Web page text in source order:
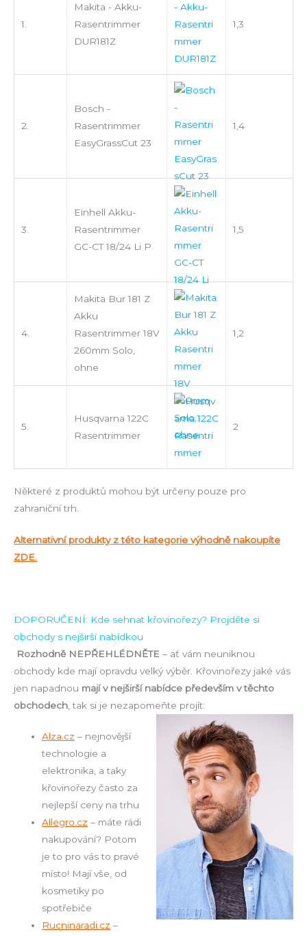
1.
Makita - Akku-
Rasentrimmer
DUR181Z
1,3
2.
Bosch -
Rasentrimmer
EasyGrassCut 23
1,4
3.
Einhell Akku-
Rasentrimmer
GC-CT 18/24 Li P
1,5
4.
Makita Bur 181 Z
Akku
Rasentrimmer 18V
260mm Solo,
ohne
1,2
5.
Husqvarna 122C
Rasentrimmer
2
Některé z produktů mohou být určeny pouze pro
zahraniční trh.
Alternativní produkty z této kategorie výhodně nakoupíte
ZDE.
DOPORUČENÍ: Kde sehnat křovinořezy? Projděte si
obchody s nejširší nabídkou
Rozhodně NEPŘEHLÉDNĚTE – ať vám neuniknou
obchody kde mají opravdu velký výběr. Křovinořezy jaké vás
jen napadnou mají v nejširší nabídce především v těchto
obchodech , tak si je nezapomeňte projít:
Alza.cz – nejnovější
technologie a
elektronika, a taky
křovinořezy často za
nejlepší ceny na trhu
Allegro.cz – máte rádi
nakupování? Potom
je to pro vás to pravé
místo! Mají vše, od
kosmetiky po
spotřebiče
Rucninaradi.cz –